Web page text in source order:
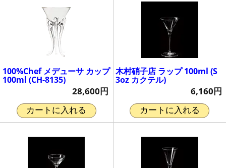
100%Chef メデューサ カップ
100ml (CH-8135)
28,600円
カートに入れる
木村硝子店 ラップ 100ml (S
3oz カクテル)
6,160円
カートに入れる